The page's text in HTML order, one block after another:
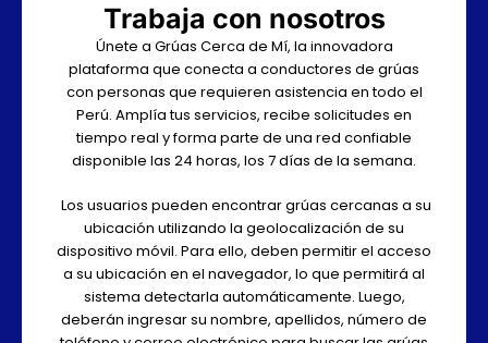
Trabaja con nosotros
Únete a Grúas Cerca de Mí, la innovadora
plataforma que conecta a conductores de grúas
con personas que requieren asistencia en todo el
Perú. Amplía tus servicios, recibe solicitudes en
tiempo real y forma parte de una red confiable
disponible las 24 horas, los 7 días de la semana.
Los usuarios pueden encontrar grúas cercanas a su
ubicación utilizando la geolocalización de su
dispositivo móvil. Para ello, deben permitir el acceso
a su ubicación en el navegador, lo que permitirá al
sistema detectarla automáticamente. Luego,
deberán ingresar su nombre, apellidos, número de